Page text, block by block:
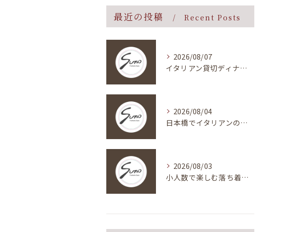
最近の投稿 Recent Posts
2026/08/07
イタリアン貸切ディナーコースの魅力
2026/08/04
日本橋でイタリアンのデート向けスポットを東京都中央区築地エリアで選ぶコツと比較ガイド
2026/08/03
小人数で楽しむ落ち着いたイタリアン貸切ディナー